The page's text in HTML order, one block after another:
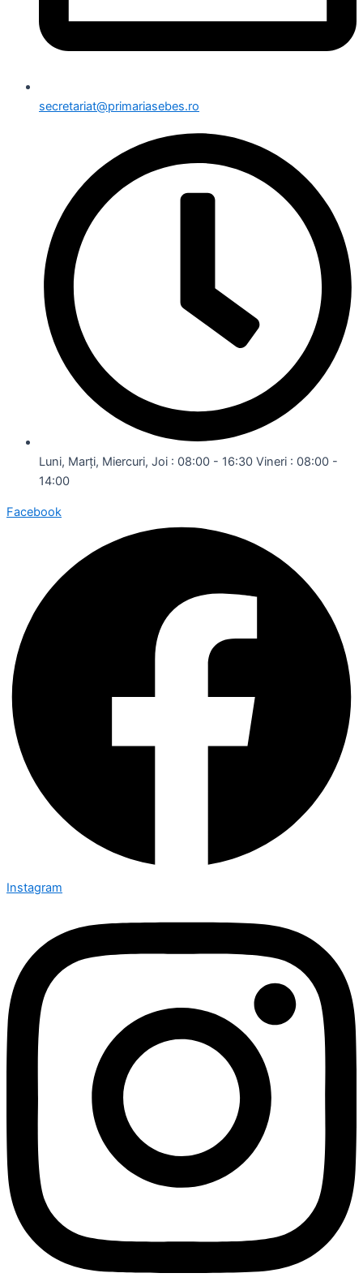
secretariat@primariasebes.ro
Luni, Marți, Miercuri, Joi : 08:00 - 16:30 Vineri : 08:00 -
14:00
Facebook
Instagram